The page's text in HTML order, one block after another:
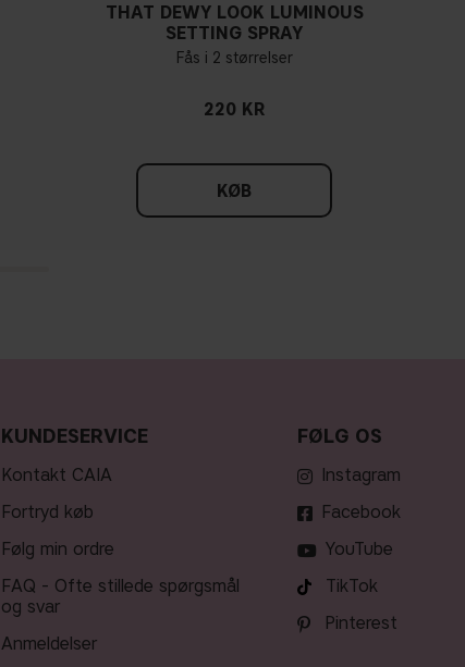
THAT DEWY LOOK LUMINOUS
SETTING SPRAY
Fås i 2 størrelser
220 KR
KØB
KUNDESERVICE
Kontakt CAIA
Fortryd køb
Følg min ordre
FAQ - Ofte stillede spørgsmål
og svar
Anmeldelser
FØLG OS
Instagram
Facebook
YouTube
TikTok
Pinterest